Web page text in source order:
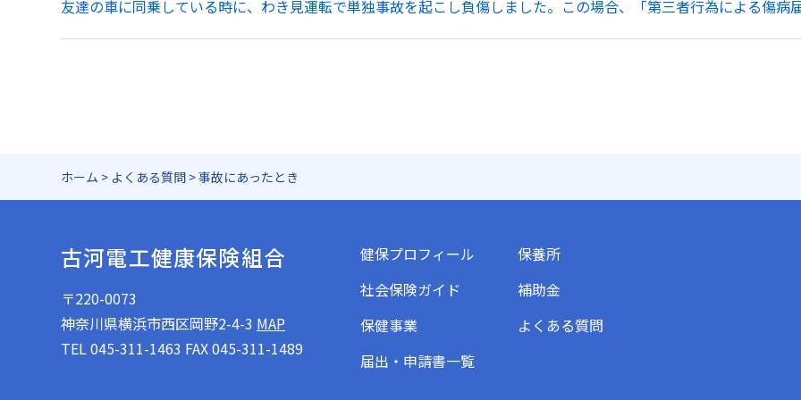
友達の車に同乗している時に、わき見運転で単独事故を起こし負傷しました。この場合、「第三者行為による傷病
ホーム > よくある質問 >事故にあったとき
古河電工健康保険組合
〒220-0073
神奈川県横浜市西区岡野2-4-3 MAP
TEL 045-311-1463 FAX 045-311-1489
健保プロフィール
社会保険ガイド
保健事業
届出・申請書一覧
保養所
補助金
よくある質問